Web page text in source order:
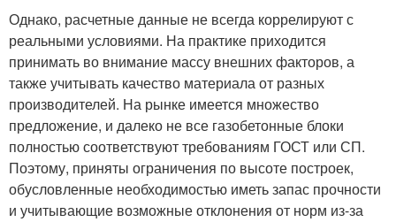
Однако, расчетные данные не всегда коррелируют с
реальными условиями. На практике приходится
принимать во внимание массу внешних факторов, а
также учитывать качество материала от разных
производителей. На рынке имеется множество
предложение, и далеко не все газобетонные блоки
полностью соответствуют требованиям ГОСТ или СП.
Поэтому, приняты ограничения по высоте построек,
обусловленные необходимостью иметь запас прочности
и учитывающие возможные отклонения от норм из-за